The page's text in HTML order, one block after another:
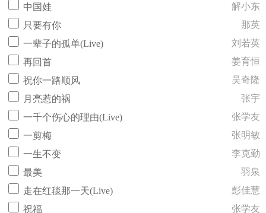
中国娃
解小东
只要有你
那英
一辈子的孤单(Live)
刘若英
再回首
姜育恒
祝你一路顺风
吴奇隆
月亮惹的祸
张宇
一千个伤心的理由(Live)
张学友
一剪梅
张明敏
一生不变
李克勤
最美
羽泉
走在红毯那一天(Live)
彭佳慧
祝福
张学友